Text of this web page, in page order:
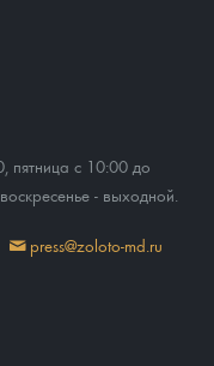
пятница с 10:00 до
- выходной.
press@zoloto-md.ru